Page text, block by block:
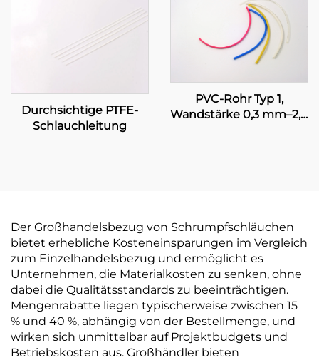
Schlauchleitung mit
Klebeschicht
Durchsichtige PTFE-
Schlauchleitung
PVC-Rohr Typ 1,
Wandstärke 0,3 mm–2,0
Der Großhandelsbezug von Schrumpfschläuchen
bietet erhebliche Kosteneinsparungen im Vergleich
zum Einzelhandelsbezug und ermöglicht es
Unternehmen, die Materialkosten zu senken, ohne
dabei die Qualitätsstandards zu beeinträchtigen.
Mengenrabatte liegen typischerweise zwischen 15
% und 40 %, abhängig von der Bestellmenge, und
wirken sich unmittelbar auf Projektbudgets und
Betriebskosten aus. Großhändler bieten